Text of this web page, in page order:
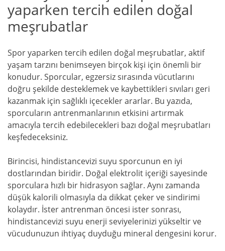
yaparken tercih edilen doğal
meşrubatlar
Spor yaparken tercih edilen doğal meşrubatlar, aktif
yaşam tarzını benimseyen birçok kişi için önemli bir
konudur. Sporcular, egzersiz sırasında vücutlarını
doğru şekilde desteklemek ve kaybettikleri sıvıları geri
kazanmak için sağlıklı içecekler ararlar. Bu yazıda,
sporcuların antrenmanlarının etkisini artırmak
amacıyla tercih edebilecekleri bazı doğal meşrubatları
keşfedeceksiniz.
Birincisi, hindistancevizi suyu sporcunun en iyi
dostlarından biridir. Doğal elektrolit içeriği sayesinde
sporculara hızlı bir hidrasyon sağlar. Aynı zamanda
düşük kalorili olmasıyla da dikkat çeker ve sindirimi
kolaydır. İster antrenman öncesi ister sonrası,
hindistancevizi suyu enerji seviyelerinizi yükseltir ve
vücudunuzun ihtiyaç duyduğu mineral dengesini korur.